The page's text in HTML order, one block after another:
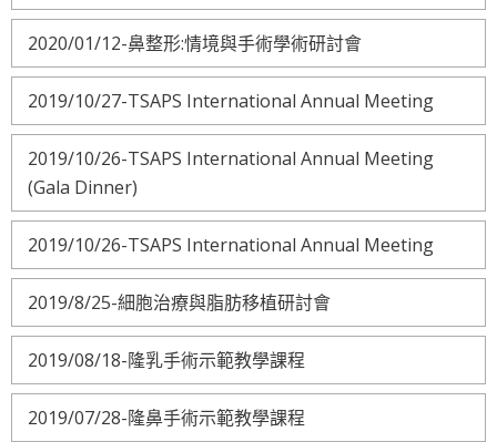
2020/01/12-鼻整形:情境與手術學術研討會
2019/10/27-TSAPS International Annual Meeting
2019/10/26-TSAPS International Annual Meeting
(Gala Dinner)
2019/10/26-TSAPS International Annual Meeting
2019/8/25-細胞治療與脂肪移植研討會
2019/08/18-隆乳手術示範教學課程
2019/07/28-隆鼻手術示範教學課程